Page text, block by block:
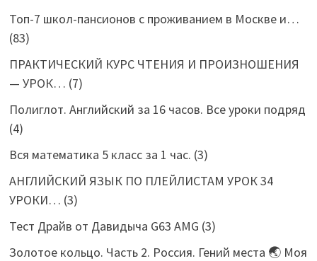
Топ-7 школ-пансионов с проживанием в Москве и…
(83)
ПРАКТИЧЕСКИЙ КУРС ЧТЕНИЯ И ПРОИЗНОШЕНИЯ
— УРОК… (7)
Полиглот. Английский за 16 часов. Все уроки подряд
(4)
Вся математика 5 класс за 1 час. (3)
АНГЛИЙСКИЙ ЯЗЫК ПО ПЛЕЙЛИСТАМ УРОК 34
УРОКИ… (3)
Тест Драйв от Давидыча G63 AMG (3)
Золотое кольцо. Часть 2. Россия. Гений места 🌏 Моя